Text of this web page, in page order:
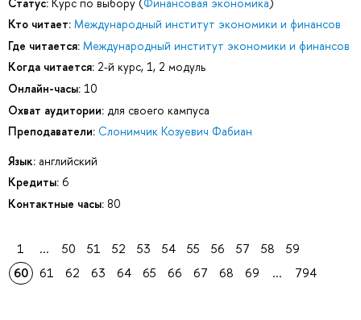
Кто читает: Международный институт экономики и финансов
Где читается: Международный институт экономики и финансов
Когда читается: 2-й курс, 1, 2 модуль
Онлайн-часы: 10
Охват аудитории: для своего кампуса
Преподаватели: Слонимчик Козуевич Фабиан
Язык: английский
Кредиты: 6
Контактные часы: 80
1 ... 50 51 52 53 54 55 56 57 58
59
60
61 62 63 64 65 66 67 68 69 ... 794